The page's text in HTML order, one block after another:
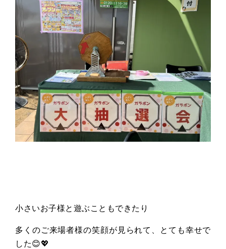
小さいお子様と遊ぶこともできたり
多くのご来場者様の笑顔が見られて、とても幸せで
した😊💖